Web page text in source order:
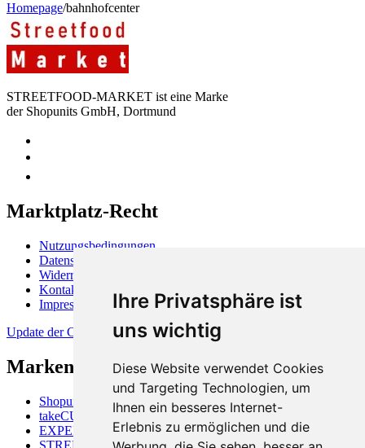
Ihre Privatsphäre ist
uns wichtig
Diese Website verwendet Cookies
und Targeting Technologien, um
Ihnen ein besseres Internet-
Erlebnis zu ermöglichen und die
Homepage/bahnhofcenter
STREETFOOD-MARKET ist eine Marke
der Shopunits GmbH, Dortmund
Marktplatz-Recht
Nutzungsbedingungen
Datenschutzerklärung
Widerrufsbelehrung
Kontakt
Impressum
Update der Cookie-Präferenzen
Markenüberblick
Shopunits GmbH
takeCUBE
EXPERTISALE
STREETFOOD-MARKET